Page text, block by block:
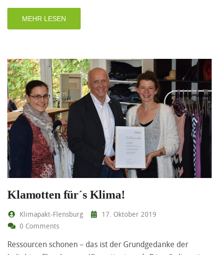
MEHR LESEN
Klamotten für´s Klima!
Klimapakt-Flensburg
17. Oktober 2019
0 Comments
Ressourcen schonen – das ist der Grundgedanke der